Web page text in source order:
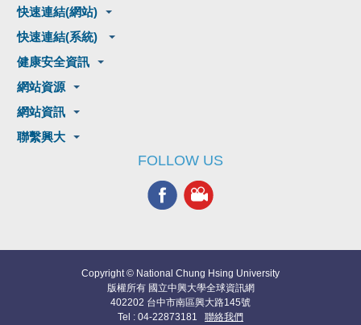
快速連結(網站)
快速連結(系統)
健康安全資訊
網站資源
網站資訊
聯繫興大
FOLLOW US
Copyright © National Chung Hsing University
版權所有 國立中興大學全球資訊網
402202 台中市南區興大路145號
Tel : 04-22873181 聯絡我們